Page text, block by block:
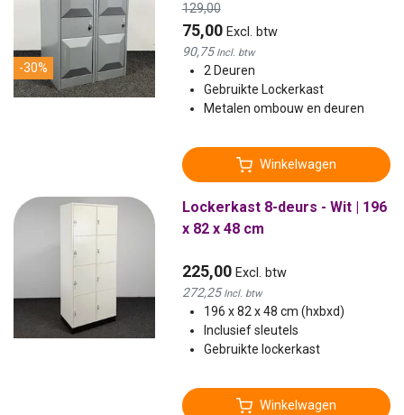
-30%
129,00
75,00 Excl. btw
90,75Incl. btw
2 Deuren
Gebruikte Lockerkast
Metalen ombouw en deuren
Winkelwagen
Lockerkast 8-deurs - Wit | 196
x 82 x 48 cm
225,00 Excl. btw
272,25Incl. btw
196 x 82 x 48 cm (hxbxd)
Inclusief sleutels
Gebruikte lockerkast
Winkelwagen